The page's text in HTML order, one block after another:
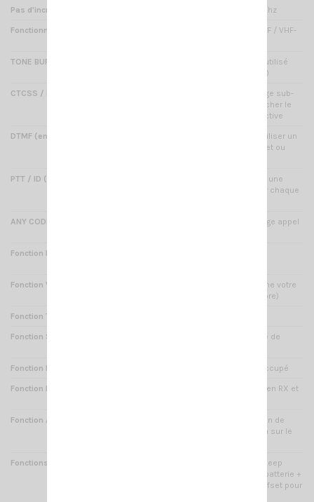
Pas d'incrémentation 2.5 / 5 / 6.25 / 10 / 12.5 / 25 Khz
Fonctionnement
UHF-VHF / UHF-UHF / VHF-VHF / VHF-
TONE BURST
Oui : tonalité généralement utilisé
pour ouvrir un relais (1750Hz)
CTCSS / DCS (encodeur/décodeur)
50 CTCSS / 208 DCS : codage sub-
audio permettant de déclencher le
squelch d'une manière sélective
DTMF (encodeur)
Oui : codage par ton, pour utiliser un
relais, une passerelle internet ou
PTT / ID (identifiant appelant)
Oui : permet de programmer une
suite de tons différents pour chaque
ANY CODE
Oui : code identifiant + codage appel
Fonction DOUBLE VEILLE
Fonction VOX
Oui : cette fonction déclenche votre
microphone au son (main libre)
Fonction TOT
Fonction SCAN
Oui : recherche automatique de
Fonction BCLO Oui : verrouillage du canal occupé
Fonction REVERSE
Oui : la fréquence TX passe en RX et
Fonction ALARME
Oui : l'appareil émettra un son de
sirène et transmettra ce son sur le
Fonctions diverses
Verrouillage des touches + Beep
touches + Économiseur de batterie +
Lampe torche + Décalage Offset pour